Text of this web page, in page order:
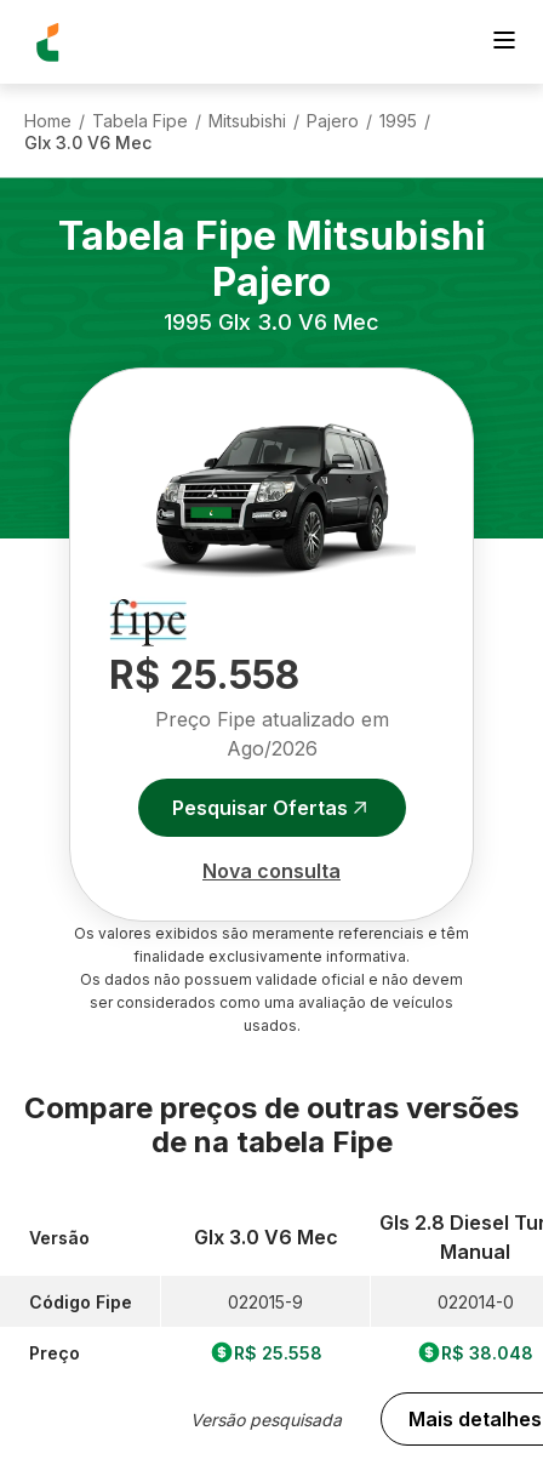
Home / Tabela Fipe / Mitsubishi / Pajero / 1995 /
Glx 3.0 V6 Mec
Tabela Fipe Mitsubishi
Pajero
1995 Glx 3.0 V6 Mec
R$ 25.558
Preço Fipe atualizado em
Ago/2026
Pesquisar Ofertas
Nova consulta
Os valores exibidos são meramente referenciais e têm
finalidade exclusivamente informativa.
Os dados não possuem validade oficial e não devem
ser considerados como uma avaliação de veículos
usados.
Compare preços de outras versões
de na tabela Fipe
Versão
Código Fipe
Preço
Glx 3.0 V6 Mec
022015-9
R$ 25.558
Versão pesquisada
Gls 2.8 Diesel
Manual
022014-0
R$ 38.048
Mais detalhes